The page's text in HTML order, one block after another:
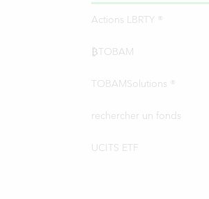
Actions LBRTY ®
₿TOBAM
TOBAMSolutions ®
rechercher un fonds
UCITS ETF